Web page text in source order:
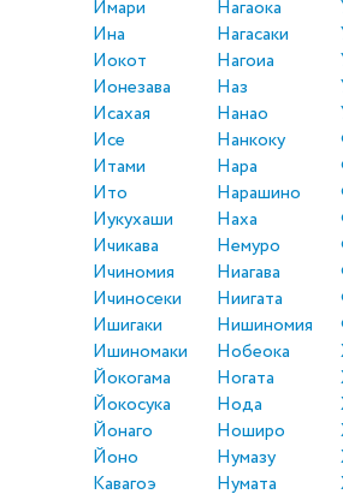
Имари
Ина
Иокот
Ионезава
Исахая
Исе
Итами
Ито
Иукухаши
Ичикава
Ичиномия
Ичиносеки
Ишигаки
Ишиномаки
Йокогама
Йокосука
Йонаго
Йоно
Кавагоэ
Нагаока
Нагасаки
Нагоиа
Наз
Нанао
Нанкоку
Нара
Нарашино
Наха
Немуро
Ниагава
Ниигата
Нишиномия
Нобеока
Ногата
Нода
Ноширо
Нумазу
Нумата